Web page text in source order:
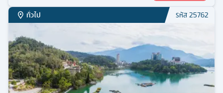
ทั่วไป รหัส25762